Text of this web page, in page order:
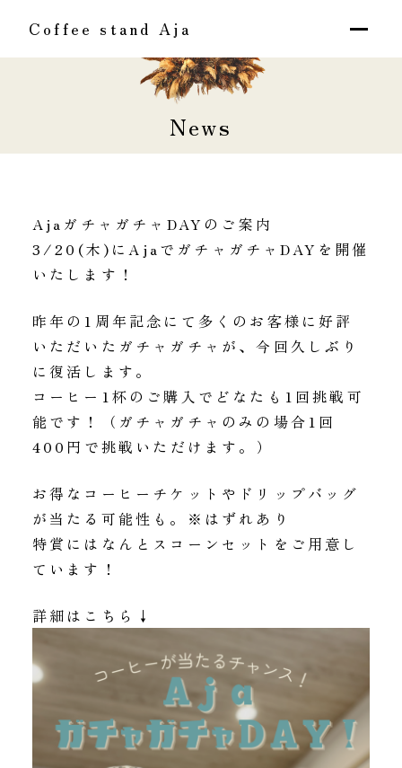
Coffee stand Aja
News
AjaガチャガチャDAYのご案内
3/20(木)にAjaでガチャガチャDAYを開催
いたします！
昨年の1周年記念にて多くのお客様に好評
いただいたガチャガチャが、今回久しぶり
に復活します。
コーヒー1杯のご購入でどなたも1回挑戦可
能です！（ガチャガチャのみの場合1回
400円で挑戦いただけます。）
お得なコーヒーチケットやドリップバッグ
が当たる可能性も。※はずれあり
特賞にはなんとスコーンセットをご用意し
ています！
詳細はこちら↓